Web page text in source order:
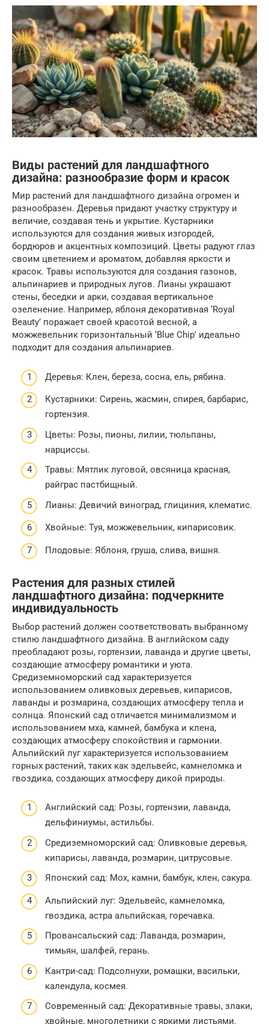
Виды растений для ландшафтного
дизайна: разнообразие форм и красок
Мир растений для ландшафтного дизайна огромен и
разнообразен. Деревья придают участку структуру и
величие, создавая тень и укрытие. Кустарники
используются для создания живых изгородей,
бордюров и акцентных композиций. Цветы радуют глаз
своим цветением и ароматом, добавляя яркости и
красок. Травы используются для создания газонов,
альпинариев и природных лугов. Лианы украшают
стены, беседки и арки, создавая вертикальное
озеленение. Например, яблоня декоративная ‘Royal
Beauty’ поражает своей красотой весной, а
можжевельник горизонтальный ‘Blue Chip’ идеально
подходит для создания альпинариев.
Деревья: Клен, береза, сосна, ель, рябина.
Кустарники: Сирень, жасмин, спирея, барбарис,
гортензия.
Цветы: Розы, пионы, лилии, тюльпаны,
нарциссы.
Травы: Мятлик луговой, овсяница красная,
райграс пастбищный.
Лианы: Девичий виноград, глициния, клематис.
Хвойные: Туя, можжевельник, кипарисовик.
Плодовые: Яблоня, груша, слива, вишня.
Растения для разных стилей
ландшафтного дизайна: подчеркните
индивидуальность
Выбор растений должен соответствовать выбранному
стилю ландшафтного дизайна. В английском саду
преобладают розы, гортензии, лаванда и другие цветы,
создающие атмосферу романтики и уюта.
Средиземноморский сад характеризуется
использованием оливковых деревьев, кипарисов,
лаванды и розмарина, создающих атмосферу тепла и
солнца. Японский сад отличается минимализмом и
использованием мха, камней, бамбука и клена,
создающих атмосферу спокойствия и гармонии.
Альпийский луг характеризуется использованием
горных растений, таких как эдельвейс, камнеломка и
гвоздика, создающих атмосферу дикой природы.
Английский сад: Розы, гортензии, лаванда,
дельфиниумы, астильбы.
Средиземноморский сад: Оливковые деревья,
кипарисы, лаванда, розмарин, цитрусовые.
Японский сад: Мох, камни, бамбук, клен, сакура.
Альпийский луг: Эдельвейс, камнеломка,
гвоздика, астра альпийская, горечавка.
Провансальский сад: Лаванда, розмарин,
тимьян, шалфей, герань.
Кантри-сад: Подсолнухи, ромашки, васильки,
календула, космея.
Современный сад: Декоративные травы, злаки,
хвойные, многолетники с яркими листьями.